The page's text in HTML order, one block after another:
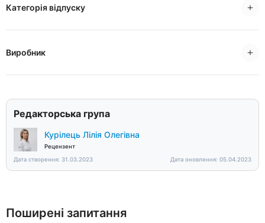
Категорія відпуску
Виробник
Редакторська група
Курілець Лілія Олегівна
Рецензент
Дата створення: 31.03.2023
Дата оновлення: 05.04.2023
Поширені запитання